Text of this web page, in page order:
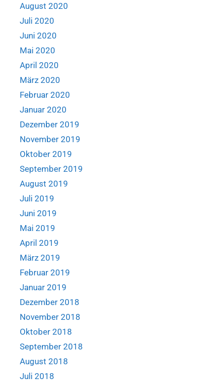
August 2020
Juli 2020
Juni 2020
Mai 2020
April 2020
März 2020
Februar 2020
Januar 2020
Dezember 2019
November 2019
Oktober 2019
September 2019
August 2019
Juli 2019
Juni 2019
Mai 2019
April 2019
März 2019
Februar 2019
Januar 2019
Dezember 2018
November 2018
Oktober 2018
September 2018
August 2018
Juli 2018